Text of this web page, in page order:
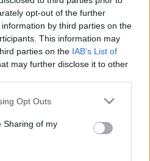
opt-out of the further
by third parties on the
This information may
parties on the IAB’s List of
may further disclose it to other
Opt Outs
Sharing of my
über die interne Post